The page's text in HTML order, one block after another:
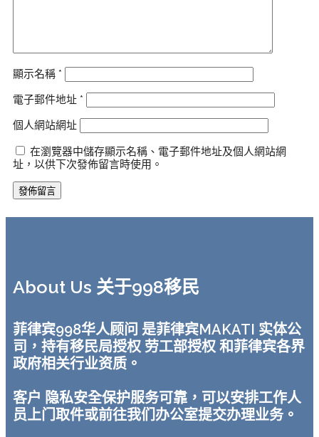
顯示名稱 *
電子郵件地址 *
個人網站網址
在瀏覽器中儲存顯示名稱、電子郵件地址及個人網站網
址，以供下次發佈留言時使用。
About Us 关于998移民
菲律宾998华人顾问 是菲律宾MAKATI 实体公
司，持有移民局授权 劳工部授权 和菲律宾各界
政府相关行业资质。
客户 隐私安全保护服务可靠，可以安排工作人
员上门取件或前往我们办公室提交办理业务。